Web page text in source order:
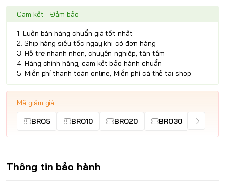
Cam kết - Đảm bảo
1. Luôn bán hàng chuẩn giá tốt nhất
2. Ship hàng siêu tốc ngay khi có đơn hàng
3. Hỗ trợ nhanh nhẹn, chuyên nghiệp, tận tâm
4. Hàng chính hãng, cam kết bảo hành chuẩn
5. Miễn phí thanh toán online, Miễn phí cà thẻ tại shop
Mã giảm giá
BRO5 BRO10 BRO20 BRO30
Thông tin bảo hành